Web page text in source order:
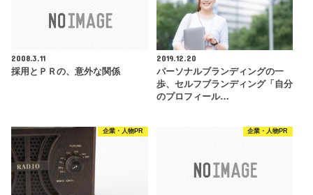
2008.3.11
採用とＰＲの、意外な関係
2019.12.20
パーソナルブランディングの一
歩、セルフブランディング「自分
のプロフィール…
企業・人物PR 企業・人物PR